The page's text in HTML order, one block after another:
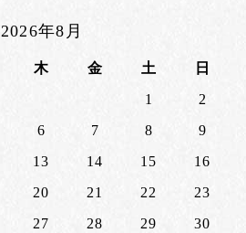
2026年8月
木 金 土
日
1
2
6 7 8
9
13 14 15
16
20 21 22
23
27 28 29
30